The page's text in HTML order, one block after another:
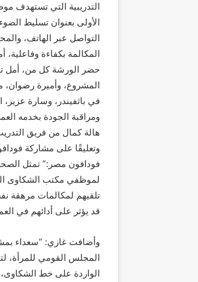
التدريبية التي تستهدف
الأولى بعنوان تسليط
التواصل عبر الهاتف،
المكالمة بكفاءة وفاعلية،
حضر الورشة كل من، أمل
المشروع، وأميرة رضوان،
في باثفيندر، وسارة
ومراقبة الجودة بخدمه
هالة كمال من فريق
وتعليقًا على مشاركة
فودافون مصر:” تمثل
لموظفي مكتب الشكاوى
تلقيهم لمكالمات مرهقة
قد يؤثر على أدائهم في
وأضافت غازي: “سعداء
المجلس القومي للمرأة،
الواردة على خط